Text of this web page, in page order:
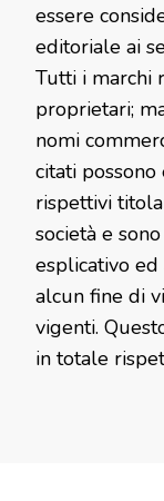
essere
editoriale ai
Tutti i marchi
proprietari;
nomi
citati
rispettivi
società e
esplicativo ed
alcun fine di
vigenti.
in totale